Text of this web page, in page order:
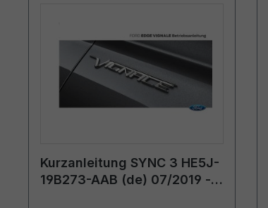
Kurzanleitung SYNC 3 HE5J-
19B273-AAB (de) 07/2019 -